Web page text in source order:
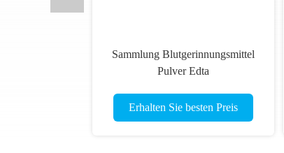
Sammlung Blutgerinnungsmittel
Pulver Edta
Erhalten Sie besten Preis